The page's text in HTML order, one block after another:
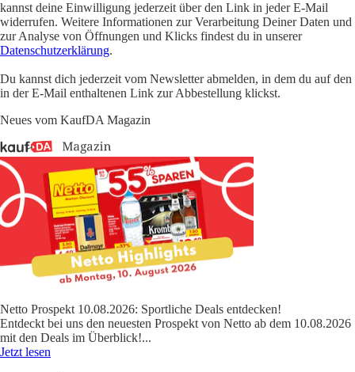
kannst deine Einwilligung jederzeit über den Link in jeder E-Mail
widerrufen. Weitere Informationen zur Verarbeitung Deiner Daten und
zur Analyse von Öffnungen und Klicks findest du in unserer
Datenschutzerklärung.
Du kannst dich jederzeit vom Newsletter abmelden, in dem du auf den
in der E-Mail enthaltenen Link zur Abbestellung klickst.
Neues vom KaufDA Magazin
Netto Prospekt 10.08.2026: Sportliche Deals entdecken!
Entdeckt bei uns den neuesten Prospekt von Netto ab dem 10.08.2026
mit den Deals im Überblick!...
Jetzt lesen